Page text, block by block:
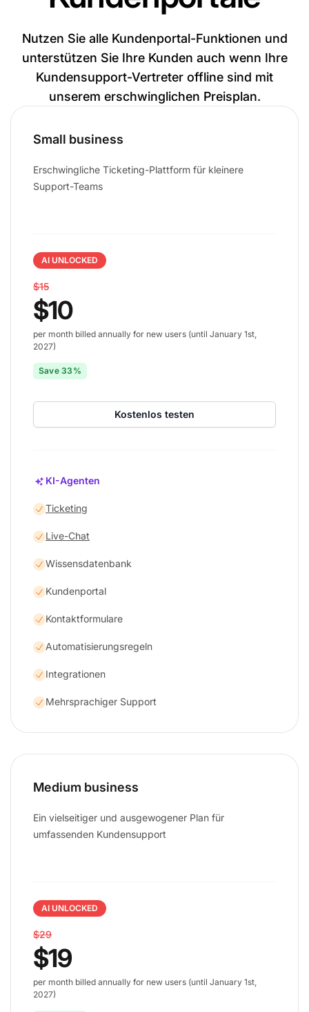
Nutzen Sie alle Kundenportal-Funktionen und
unterstützen Sie Ihre Kunden auch wenn Ihre
Kundensupport-Vertreter offline sind mit
unserem erschwinglichen Preisplan.
Small business
Erschwingliche Ticketing-Plattform für kleinere
Support-Teams
AI UNLOCKED
$15
$10
per month billed annually for new users (until January 1st,
2027)
Save 33%
Kostenlos testen
KI-Agenten
Ticketing
Live-Chat
Wissensdatenbank
Kundenportal
Kontaktformulare
Automatisierungsregeln
Integrationen
Mehrsprachiger Support
Medium business
Ein vielseitiger und ausgewogener Plan für
umfassenden Kundensupport
AI UNLOCKED
$29
$19
per month billed annually for new users (until January 1st,
2027)